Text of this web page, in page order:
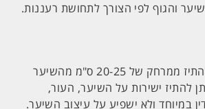
והגוף לפי הצורך לתחושת רעננות.
הוראות שימוש: יש להתיז ממרחק של 20-25 ס"מ מהשיער
להתיז ישירות על השיער, העור,
במיוחד ולא ישפיע על עיצוב השיער.